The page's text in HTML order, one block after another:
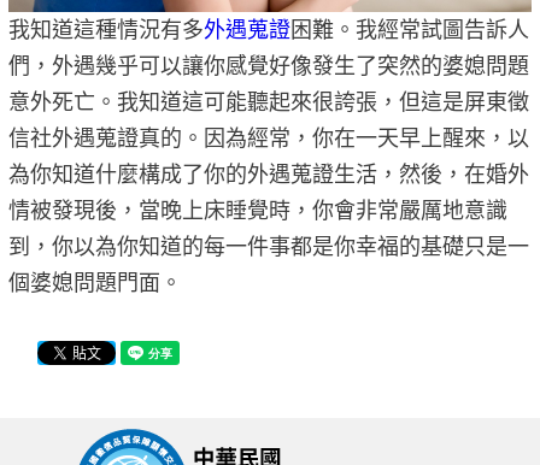
我知道這種情況有多外遇蒐證困難。我經常試圖告訴人
們，外遇幾乎可以讓你感覺好像發生了突然的婆媳問題
意外死亡。我知道這可能聽起來很誇張，但這是屏東徵
信社外遇蒐證真的。因為經常，你在一天早上醒來，以
為你知道什麼構成了你的外遇蒐證生活，然後，在婚外
情被發現後，當晚上床睡覺時，你會非常嚴厲地意識
到，你以為你知道的每一件事都是你幸福的基礎只是一
個婆媳問題門面。